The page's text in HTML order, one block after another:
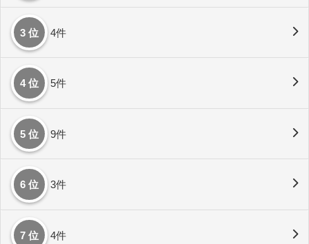
3 位 4件
4 位 5件
5 位 9件
6 位 3件
7 位 4件